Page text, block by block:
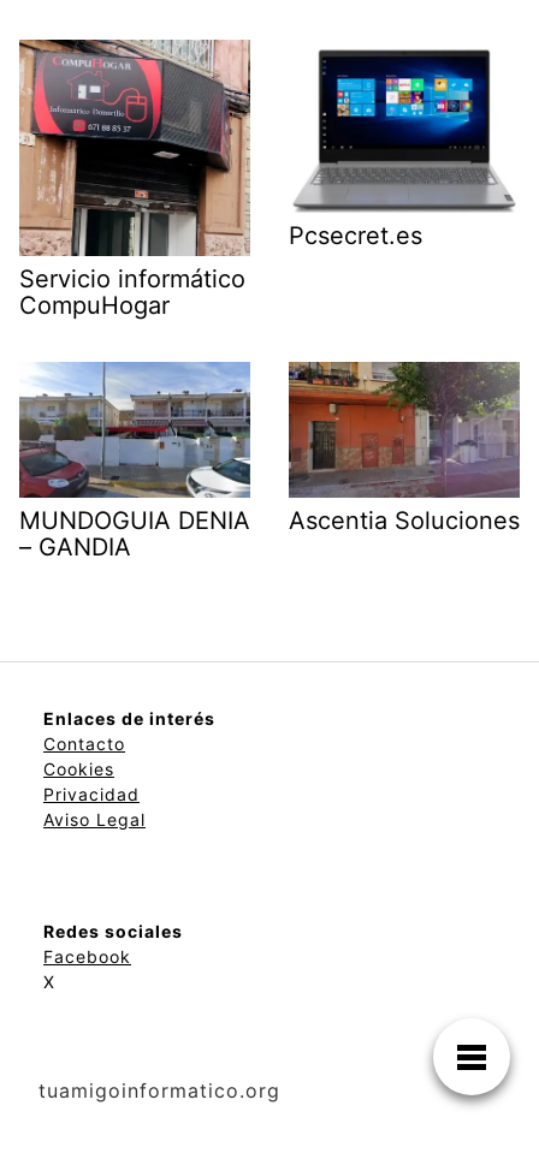
Servicio informático
CompuHogar
Pcsecret.es
MUNDOGUIA DENIA
– GANDIA
Ascentia Soluciones
Enlaces de interés
Contacto
Cookies
Privacidad
Aviso Legal
Redes sociales
Facebook
X
tuamigoinformatico.org